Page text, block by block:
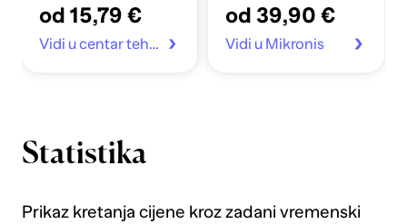
od 15,79 €
Vidi u centar tehnike
od 39,90 €
Vidi u Mikronis
Statistika
Prikaz kretanja cijene kroz zadani vremenski